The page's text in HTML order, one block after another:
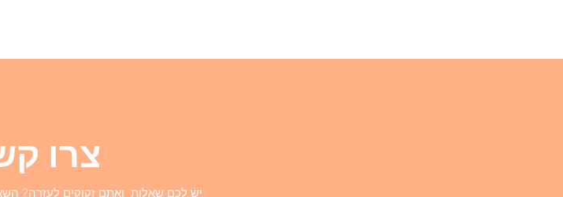
צרו
יש לכם שאלות ואתם זקוקים לעזרה?